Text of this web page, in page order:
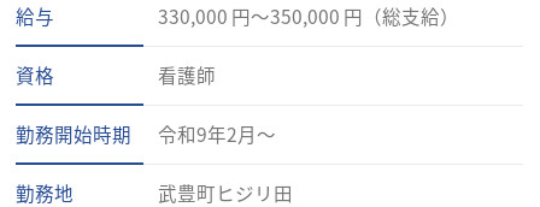
給与 330,000 円～350,000 円（総支給）
資格 看護師
勤務開始時期 令和9年2月～
勤務地 武豊町ヒジリ田